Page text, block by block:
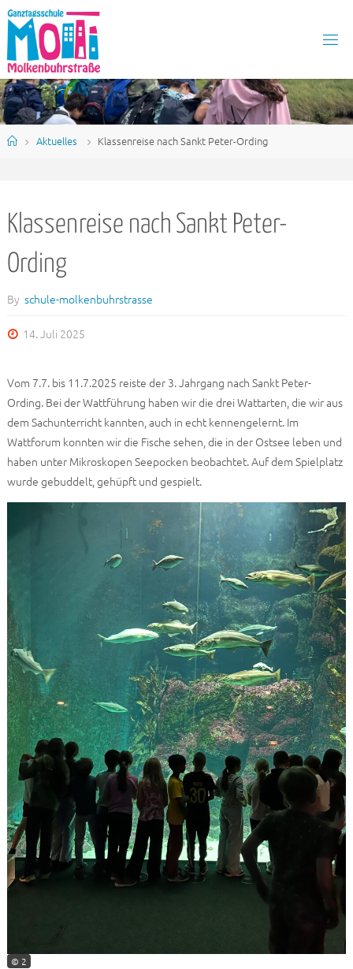
Skip
to
content
CHU
LE M
OLKE
SS
HomeAktuelles Klassenreise nach Sankt Peter-Ording
Klassenreise nach Sankt Peter-
Ording
By schule-molkenbuhrstrasse
14. Juli 2025
Vom 7.7. bis 11.7.2025 reiste der 3. Jahrgang nach Sankt Peter-
Ording. Bei der Wattführung haben wir die drei Wattarten, die wir aus
dem Sachunterricht kannten, auch in echt kennengelernt. Im
Wattforum konnten wir die Fische sehen, die in der Ostsee leben und
haben unter Mikroskopen Seepocken beobachtet. Auf dem Spielplatz
wurde gebuddelt, gehüpft und gespielt.
© 2